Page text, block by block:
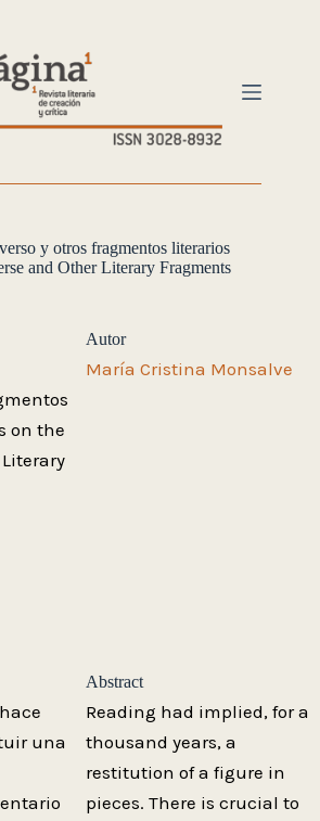
y otros fragmentos literarios
and Other Literary Fragments
on the
Autor
María Cristina Monsalve
una
Abstract
Reading had implied, for a
thousand years, a
restitution of a figure in
pieces. There is crucial to